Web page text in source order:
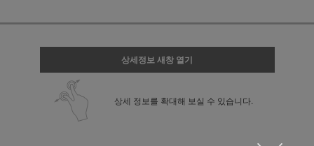
상세정보 새창 열기
상세 정보를 확대해 보실 수 있습니다.